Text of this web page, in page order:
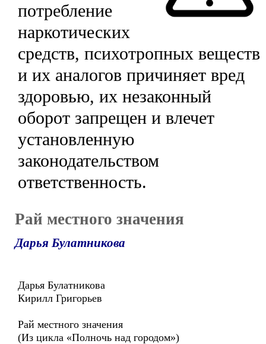
потребление
наркотических
средств, психотропных веществ
и их аналогов причиняет вред
здоровью, их незаконный
оборот запрещен и влечет
установленную
законодательством
ответственность.
Рай местного значения
Дарья Булатникова
Дарья Булатникова
Кирилл Григорьев
Рай местного значения
(Из цикла «Полночь над городом»)